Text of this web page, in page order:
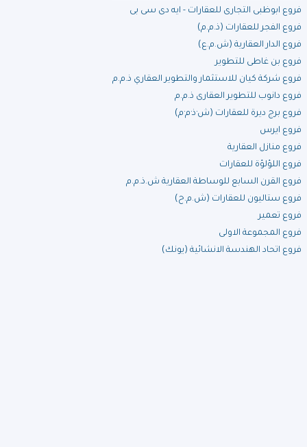
فروع ابوظبى التجارى للعقارات - ايه دى سى بى
فروع الفجر للعقارات (ذ.م.م)
فروع الدار العقارية (ش.م.ع)
فروع بن غاطى للتطوير
فروع شركة كيان للاستثمار والتطوير العقاري ذ.م.م
فروع دانوب للتطوير العقارى ذ.م.م
فروع برج ديرة للعقارات (ش·ذ·م·م)
فروع ايرس
فروع منازل العقارية
فروع اللؤلؤة للعقارات
فروع القرن السابع للوساطة العقارية ش.ذ.م.م
فروع ستاليون للعقارات (ش.م.ح)
فروع تعمير
فروع المجموعة الاولى
فروع اتحاد الهندسة الانشائية (يونك)